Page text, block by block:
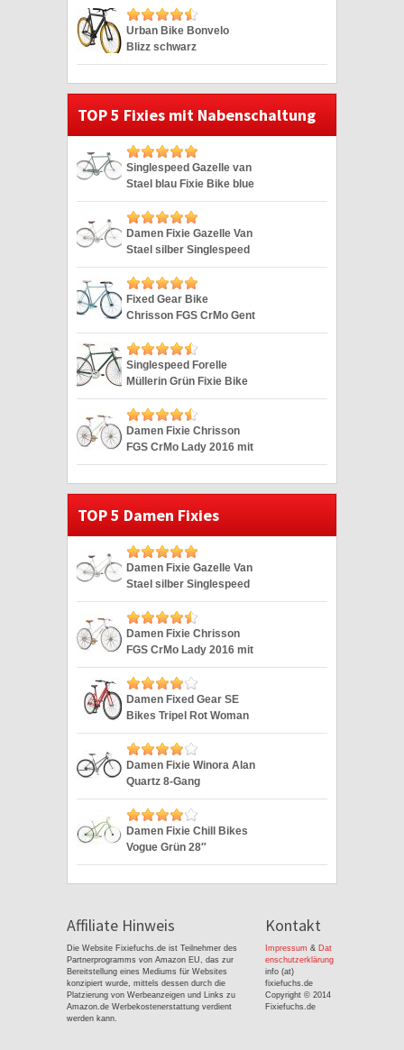
Urban Bike Bonvelo
Blizz schwarz
Singlespeed black 28″
TOP 5 Fixies mit Nabenschaltung
Singlespeed Gazelle van
Stael blau Fixie Bike blue
28″
Damen Fixie Gazelle Van
Stael silber Singlespeed
Silver 28″
Fixed Gear Bike
Chrisson FGS CrMo Gent
blau Duomatic 28″
Singlespeed Forelle
Müllerin Grün Fixie Bike
Hartje 28 Zoll
Damen Fixie Chrisson
FGS CrMo Lady 2016 mit
2G weiss 28″
TOP 5 Damen Fixies
Damen Fixie Gazelle Van
Stael silber Singlespeed
Silver 28″
Damen Fixie Chrisson
FGS CrMo Lady 2016 mit
2G weiss 28″
Damen Fixed Gear SE
Bikes Tripel Rot Woman
Fixie 28 Zoll
Damen Fixie Winora Alan
Quartz 8-Gang
Singlespeed 28“
Damen Fixie Chill Bikes
Vogue Grün 28″
Affiliate Hinweis
Die Website Fixiefuchs.de ist Teilnehmer des
Partnerprogramms von Amazon EU, das zur
Bereitstellung eines Mediums für Websites
konzipiert wurde, mittels dessen durch die
Platzierung von Werbeanzeigen und Links zu
Amazon.de Werbekostenerstattung verdient
werden kann.
Kontakt
Impressum & Dat
enschutzerklärung
info (at)
fixiefuchs.de
Copyright © 2014
Fixiefuchs.de